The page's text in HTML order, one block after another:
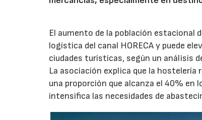
El aumento de la población estacional
logística del canal HORECA y puede
ciudades turísticas, según un análisis
La asociación explica que la
una proporción que alcanza el 40%
intensifica las necesidades de